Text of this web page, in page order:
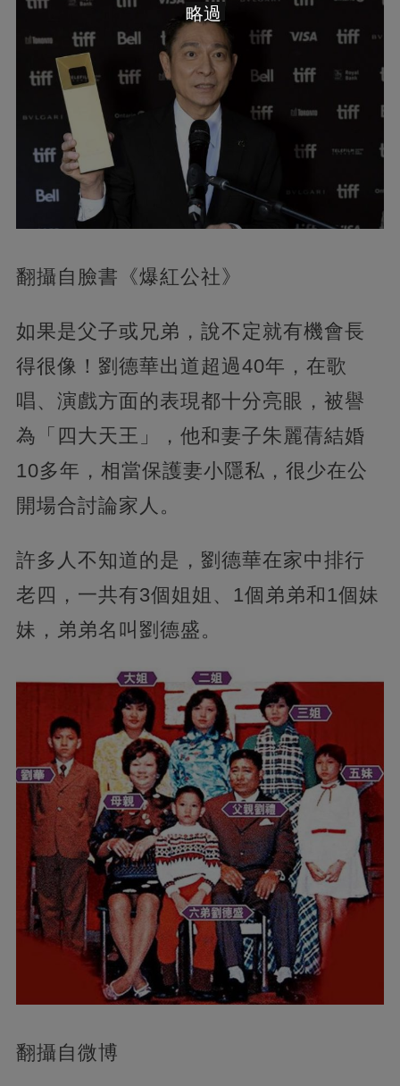
翻攝自臉書《爆紅公社》
如果是父子或兄弟，說不定就有機會長
得很像！劉德華出道超過40年，在歌
唱、演戲方面的表現都十分亮眼，被譽
為「四大天王」，他和妻子朱麗蒨結婚
10多年，相當保護妻小隱私，很少在公
開場合討論家人。
許多人不知道的是，劉德華在家中排行
老四，一共有3個姐姐、1個弟弟和1個妹
妹，弟弟名叫劉德盛。
翻攝自微博
略過